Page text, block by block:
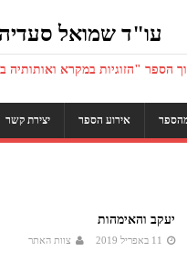
עו"ד שמואל סעדיה
הספר "הזוגיות במקרא ואותותיה
אירוע הספר יצירת קשר
יעקב והאימהות
11 באפריל 2019 צוות האתר